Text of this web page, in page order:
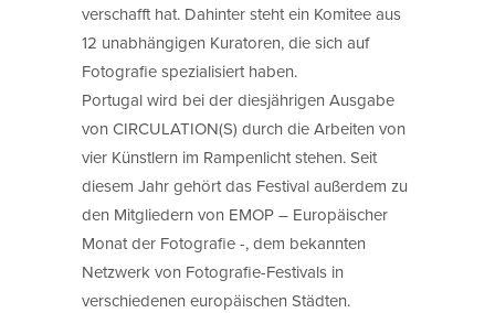
verschafft hat. Dahinter steht ein Komitee aus
12 unabhängigen Kuratoren, die sich auf
Fotografie spezialisiert haben.
Portugal wird bei der diesjährigen Ausgabe
von CIRCULATION(S) durch die Arbeiten von
vier Künstlern im Rampenlicht stehen. Seit
diesem Jahr gehört das Festival außerdem zu
den Mitgliedern von EMOP – Europäischer
Monat der Fotografie -, dem bekannten
Netzwerk von Fotografie-Festivals in
verschiedenen europäischen Städten.